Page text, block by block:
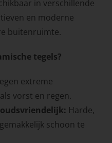
in verschillende
en moderne
buitenruimte.
tegels?
extreme
vorst en regen.
Harde,
schoon te